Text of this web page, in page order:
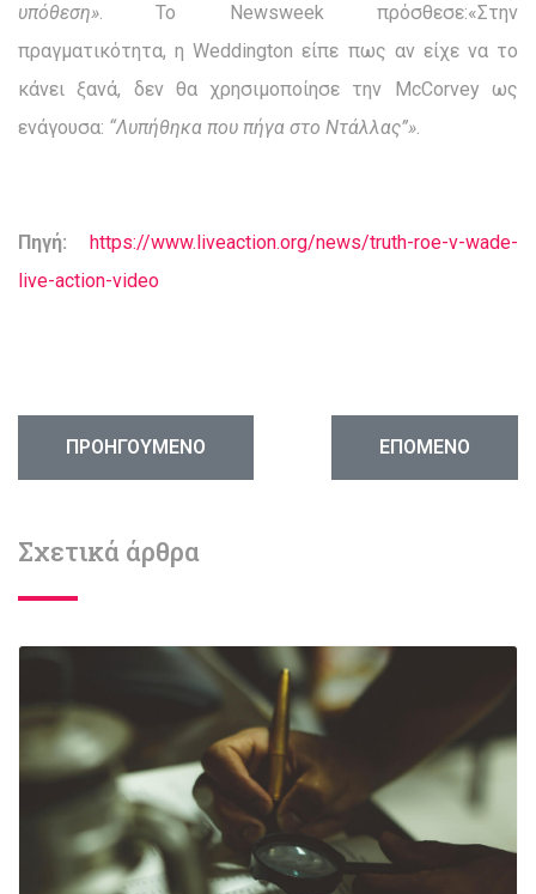
υπόθεση» . Το Newsweek πρόσθεσε:«Στην
πραγματικότητα, η Weddington είπε πως αν είχε να το
κάνει ξανά, δεν θα χρησιμοποίησε την McCorvey ως
ενάγουσα: “Λυπήθηκα που πήγα στο Ντάλλας”»
Πηγή: https://www.liveaction.org/news/truth-roe-v-wade-
live-action-video
ΠΡΟΗΓΟΎΜΕΝΟ ΆΡΘΡΟ: ΚΏΔΙΚΑΣ ΙΑΤΡΙΚΉΣ
ΠΡΟΗΓΟΎΜΕΝΟ ΕΠΌΜΕΝΟ
ΕΠΌΜΕΝΟ
Σχετικά άρθρα